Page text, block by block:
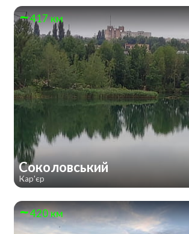
417 км
Соколовський
Кар'єр
420 км